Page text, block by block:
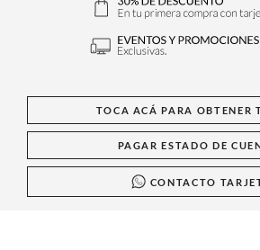
TOCA ACÁ PARA OBTENER
PAGAR ESTADO DE
CONTACTO